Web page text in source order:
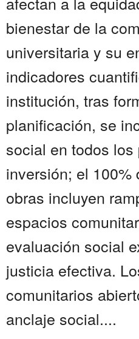
bienestar de la
universitaria y su
indicadores
institución, tras
planificación, se
social en todos los
inversión; el 100%
obras incluyen
espacios
evaluación social
justicia efectiva.
comunitarios
anclaje social....